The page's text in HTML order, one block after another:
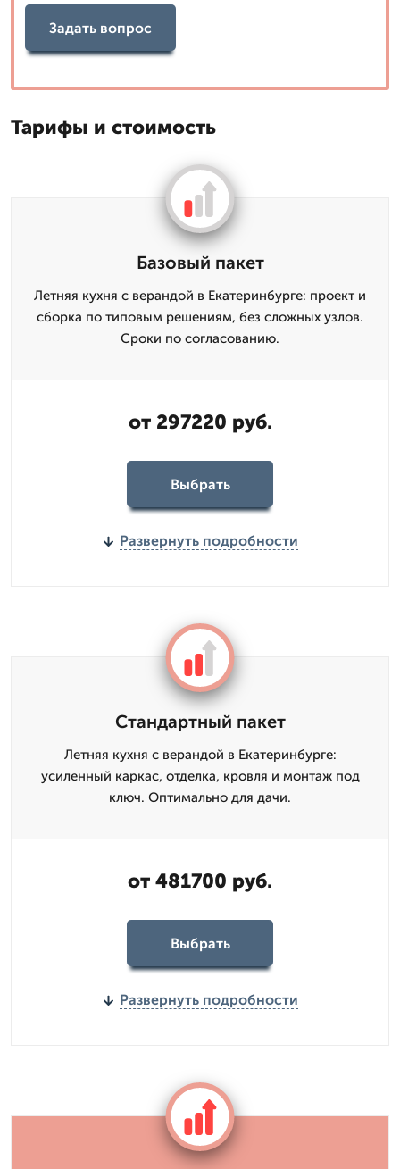
Задать вопрос
Тарифы и стоимость
Базовый пакет
Летняя кухня с верандой в Екатеринбурге: проект и
сборка по типовым решениям, без сложных узлов.
Сроки по согласованию.
от 297220 руб.
Выбрать
Развернуть подробности
Стандартный пакет
Летняя кухня с верандой в Екатеринбурге:
усиленный каркас, отделка, кровля и монтаж под
ключ. Оптимально для дачи.
от 481700 руб.
Выбрать
Развернуть подробности